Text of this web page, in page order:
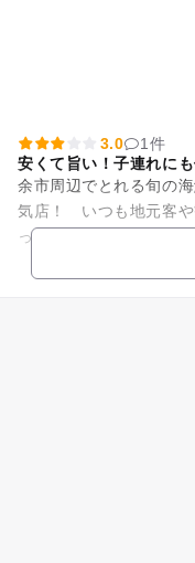
3.0
1件
安くて旨い！子連れに
余市周辺でとれる旬の
気店！ いつも地元客や
っと行列が出来るほど
で呼ばれるセルフサー